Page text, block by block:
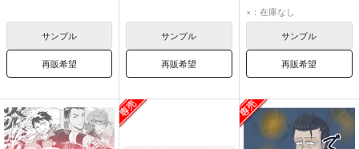
サンプル
再販希望
サンプル
再販希望
秋樽桜備
×：在庫なし
サンプル
再販希望